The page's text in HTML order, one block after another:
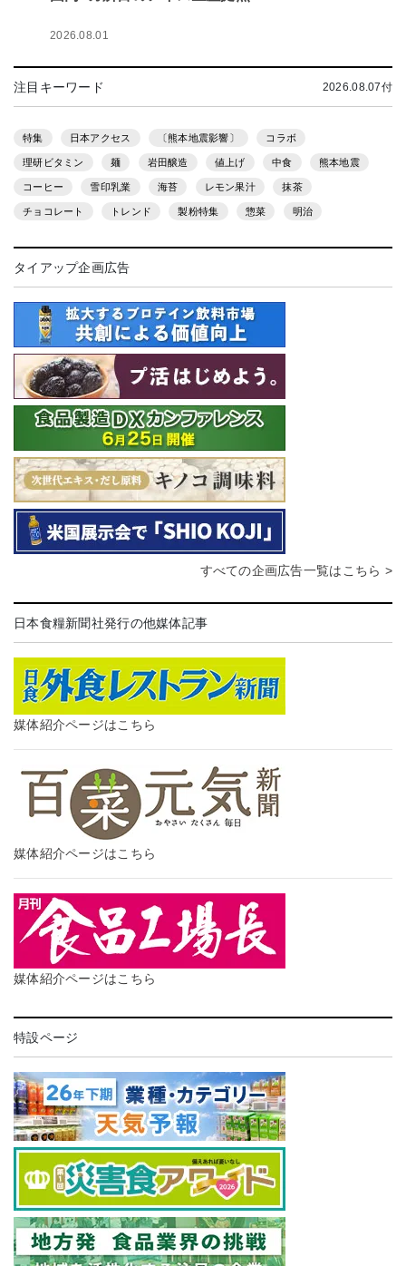
2026.08.01
注目キーワード 2026.08.07付
特集 日本アクセス 〔熊本地震影響〕 コラボ
理研ビタミン 麺 岩田醸造 値上げ 中食 熊本地震
コーヒー 雪印乳業 海苔 レモン果汁 抹茶
チョコレート トレンド 製粉特集 惣菜 明治
タイアップ企画広告
すべての企画広告一覧はこちら >
日本食糧新聞社発行の他媒体記事
媒体紹介ページはこちら
媒体紹介ページはこちら
媒体紹介ページはこちら
特設ページ